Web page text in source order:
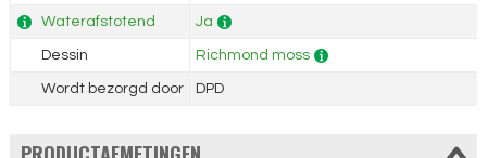
Waterafstotend Ja
Dessin Richmond moss
Wordt bezorgd door DPD